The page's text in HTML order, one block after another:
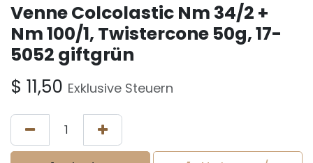
Venne Colcolastic Nm 34/2 +
Nm 100/1, Twistercone 50g, 17-
5052 giftgrün
$ 11,50 Exklusive Steuern